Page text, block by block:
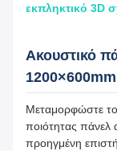
εκπληκτικό 3D
Ακουστικό
Μεταμορφώστε
ποιότητας πάνελ
προηγμένη